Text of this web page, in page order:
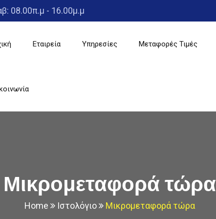
08.00π.μ - 16.00μ.μ
Εταιρεία Υπηρεσίες Μεταφορές Τιμές
Μικρομεταφορά τώρα
Home Ιστολόγιο Μικρομεταφορά τώρα